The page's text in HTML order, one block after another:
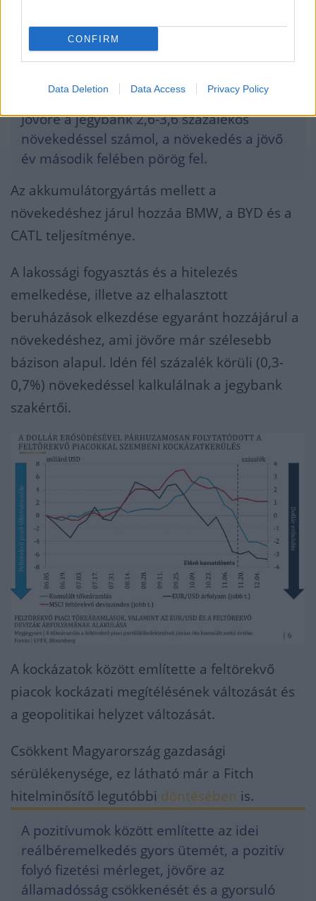
CONFIRM
Data Deletion Data Access Privacy Policy
Jövőre a jegybank 2,6-3,6 százalékos
növekedéssel számol, a növekedés a jövő
év második felében pörög fel.
Az akkumulátorgyártás mellett a
növekedéshez járul hozzáa BMW, a BYD és a
CATL teljesítménye.
A lakossági fogyasztás és a hitelezés
emelkedése, illetve az elhalasztott
beruházások elkezdése egyaránt hozzájárul a
növekedéshez, ami jövőre már szélesebb
bázison alapul. Idén fél százalék körüli (0,3-
0,7%) növekedéssel kalkulálnak a jegybank
szakértői.
A kockázatok között említette a feltörekvő
piacok kockázati megítélésének változását és
a geopolitikai helyzet változását.
Csökkent Magyarország gazdasági
sérülékenysége, ez látható már a Fitch
hitelminősítő legutóbbi döntésében is.
A pozitívumok között említette az idei
reálbéremelkedés gyors ütemét, a pozitív
folyó fizetési mérleget, jövőre az
államadósság csökkenését és a gyorsuló